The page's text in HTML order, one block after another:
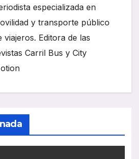
especializada en
y transporte público
viajeros. Editora de las
Carril Bus y City